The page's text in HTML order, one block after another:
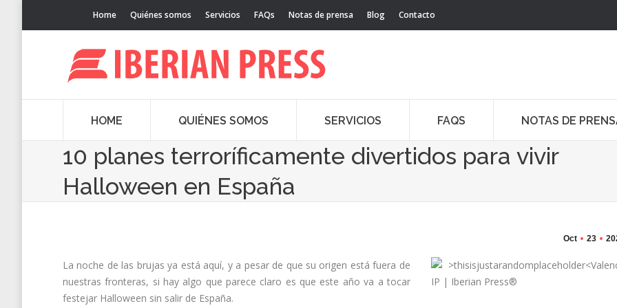
Home Quiénes somos Servicios FAQs Notas de prensa Blog Contacto
HOME QUIÉNES SOMOS SERVICIOS FAQS NOTAS DE
10 planes terroríficamente divertidos para vivir
Halloween en España
Oct 23
La noche de las brujas ya está aquí, y a pesar de que su origen está fuera de
nuestras fronteras, si hay algo que parece claro es que este año va a tocar
festejar Halloween sin salir de España.